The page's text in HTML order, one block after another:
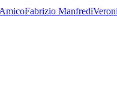
Fabrizio Manfredi